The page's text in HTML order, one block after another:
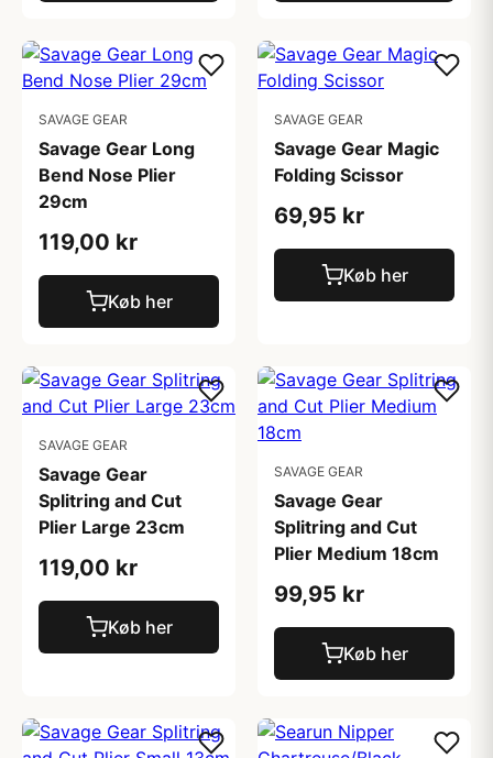
SAVAGE GEAR
Savage Gear Long
Bend Nose Plier
29cm
119,00 kr
Køb her
SAVAGE GEAR
Savage Gear Magic
Folding Scissor
69,95 kr
Køb her
SAVAGE GEAR
Savage Gear
Splitring and Cut
Plier Large 23cm
119,00 kr
Køb her
SAVAGE GEAR
Savage Gear
Splitring and Cut
Plier Medium 18cm
99,95 kr
Køb her